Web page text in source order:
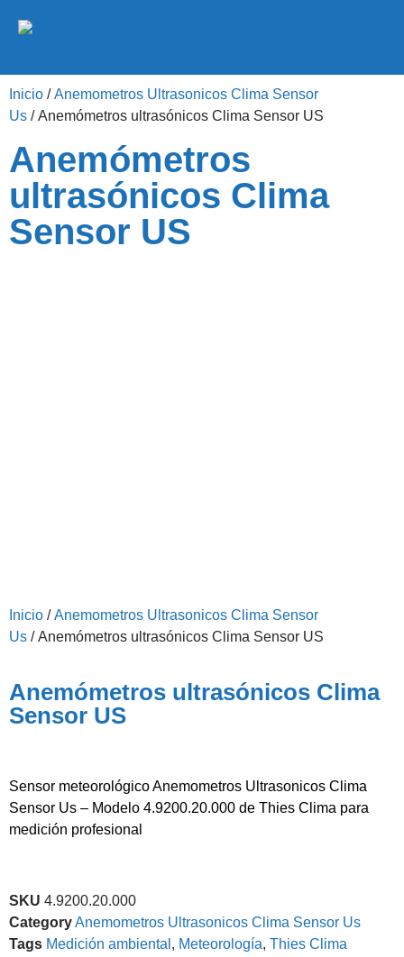
Inicio /Anemometros Ultrasonicos Clima Sensor
Us / Anemómetros ultrasónicos Clima Sensor US
Anemómetros
ultrasónicos Clima
Sensor US
Inicio /Anemometros Ultrasonicos Clima Sensor
Us / Anemómetros ultrasónicos Clima Sensor US
Anemómetros ultrasónicos Clima
Sensor US
Sensor meteorológico Anemometros Ultrasonicos Clima
Sensor Us – Modelo 4.9200.20.000 de Thies Clima para
medición profesional
SKU 4.9200.20.000
CategoryAnemometros Ultrasonicos Clima Sensor Us
Tags Medición ambiental , Meteorología, Thies Clima